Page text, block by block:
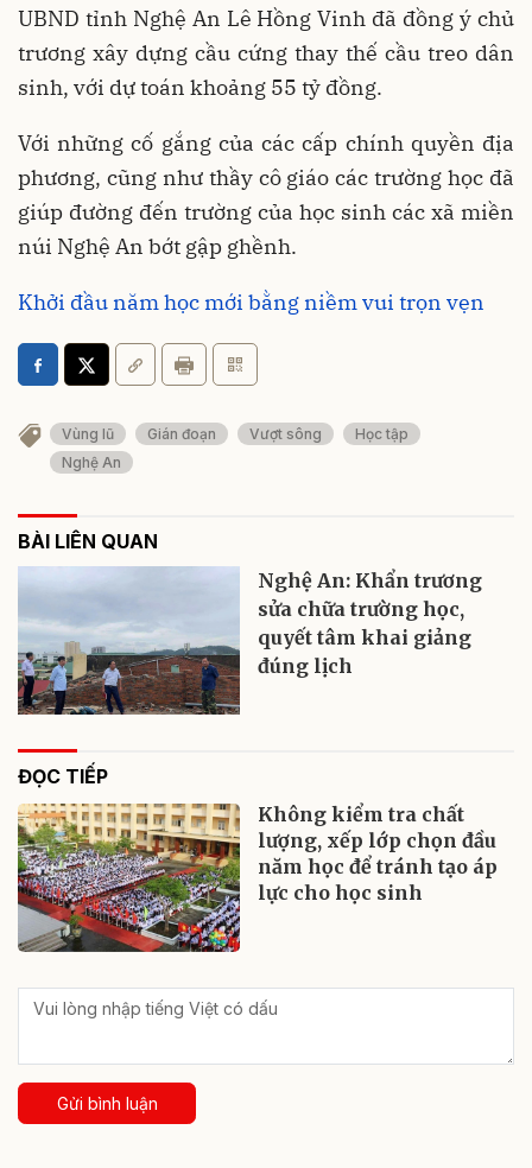
UBND tỉnh Nghệ An Lê Hồng Vinh đã đồng ý chủ
trương xây dựng cầu cứng thay thế cầu treo dân
sinh, với dự toán khoảng 55 tỷ đồng.
Với những cố gắng của các cấp chính quyền địa
phương, cũng như thầy cô giáo các trường học đã
giúp đường đến trường của học sinh các xã miền
núi Nghệ An bớt gập ghềnh.
Khởi đầu năm học mới bằng niềm vui trọn vẹn
Vùng lũ Gián đoạn Vượt sông
Học tập
Nghệ An
BÀI LIÊN QUAN
Nghệ An: Khẩn trương
sửa chữa trường học,
quyết tâm khai giảng
đúng lịch
ĐỌC TIẾP
Không kiểm tra chất
lượng, xếp lớp chọn đầu
năm học để tránh tạo áp
lực cho học sinh
Gửi bình luận